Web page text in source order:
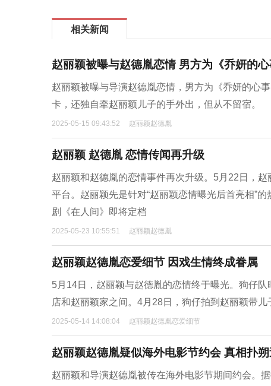
相关新闻
赵丽颖被曝与赵德胤恋情 男方为《乔妍的
赵丽颖被曝与导演赵德胤恋情，男方为《乔妍的心
卡，还独自牵赵丽颖儿子的手外出，但从不留宿。
2025-05-15 09:43:52 赵丽颖赵德胤
赵丽颖 赵德胤 恋情传闻再升级
赵丽颖和赵德胤的恋情事件再次升级。5月22日，
平台。赵丽颖先是针对“赵丽颖恋情曝光后首亮相”
剧《在人间》即将定档
2025-05-23 10:55:51 赵丽颖赵德胤
赵丽颖赵德胤恋爱细节 因戏生情终成眷属
5月14日，赵丽颖与赵德胤的恋情终于曝光。狗仔
店和赵丽颖家之间。4月28日，狗仔拍到赵丽颖带
2025-05-14 14:08:04 赵丽颖赵德胤恋爱细节
赵丽颖赵德胤疑似海外电影节约会 真相扑
赵丽颖和导演赵德胤被传在海外电影节期间约会。